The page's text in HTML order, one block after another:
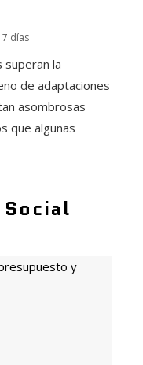
7 días
superan la
de adaptaciones
asombrosas
que algunas